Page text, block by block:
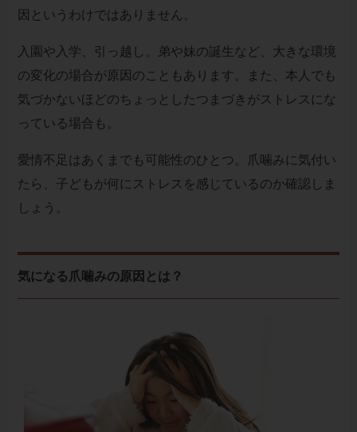
因というわけではありません。
入園や入学、引っ越し。弟や妹の誕生など、大きな環境
の変化の場合が原因のこともあります。また、本人でも
気づかないほどのちょっとしたつまづきがストレスにな
っている場合も。
愛情不足はあくまでも可能性のひとつ。爪噛みに気付い
たら、子どもが何にストレスを感じているのか確認しま
しょう。
気になる爪噛みの原因とは？